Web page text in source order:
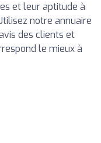
et leur aptitude à
notre annuaire
des clients et
le mieux à